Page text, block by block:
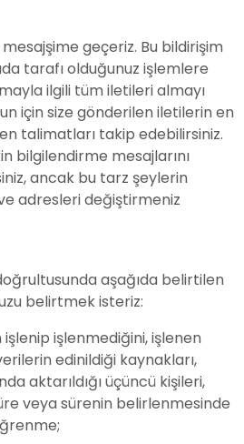
geçeriz. Bu bildirişim
tarafı olduğunuz işlemlere
ilgili tüm iletileri almayı
için size gönderilen iletilerin en
talimatları takip edebilirsiniz.
bilgilendirme mesajlarını
ancak bu tarz şeylerin
adresleri değiştirmeniz
aşağıda belirtilen
belirtmek isteriz:
işlenmediğini, işlenen
edinildiği kaynakları,
aktarıldığı üçüncü kişileri,
veya sürenin belirlenmesinde